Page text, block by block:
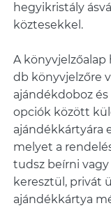
hegyikristály
köztesekkel.
A könyvjelzőalap
db könyvjelzőre
ajándékdoboz
opciók között
ajándékkártyára
melyet a
tudsz beírni
keresztül, privát
ajándékkártya